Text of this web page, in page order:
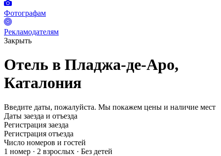
Фотографам
Рекламодателям
Закрыть
Отель в Пладжа-де-Аро,
Каталония
Введите даты, пожалуйста. Мы покажем цены и наличие мест
Даты заезда и отъезда
Регистрация заезда
Регистрация отъезда
Число номеров и гостей
1 номер · 2 взрослых · Без детей